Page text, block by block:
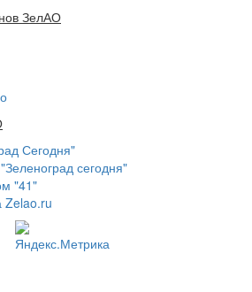
ЗелАО
Сегодня"
сегодня"
"41"
Zelao.ru